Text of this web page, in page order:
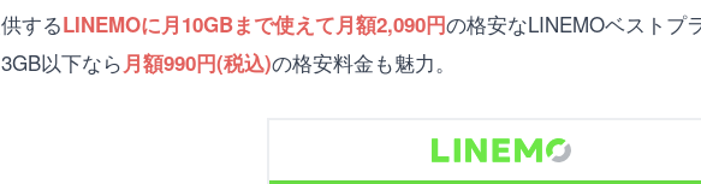
するLINEMOに月10GBまで使えて月額2,090円の格安なLINEMOベストプ
以下なら月額990円(税込)の格安料金も魅力。